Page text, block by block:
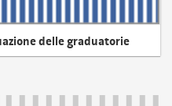
delle graduatorie